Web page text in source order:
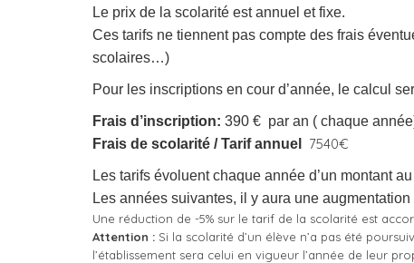
Le prix de la scolarité est annuel et fixe.
Ces tarifs ne tiennent pas compte des frais
scolaires…)
Pour les inscriptions en cour d’année, le calcul
Frais d’inscription: 390 € par an ( chaque
Frais de scolarité / Tarif annuel
7540€
Les tarifs évoluent chaque année d’un montant
Les années suivantes, il y aura une
Une réduction de -5% sur le tarif de la scolarité est
Attention : Si la scolarité d’un élève n’a pas été
l’établissement sera celui en vigueur l’année de leur